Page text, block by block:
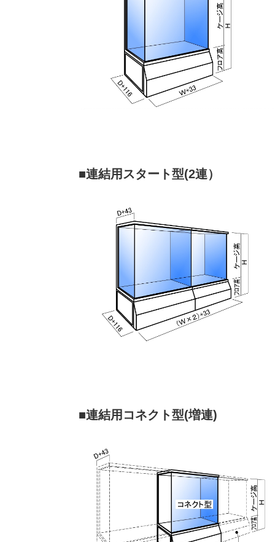
■連結用スタート型(2連）
■連結用コネクト型(増連)